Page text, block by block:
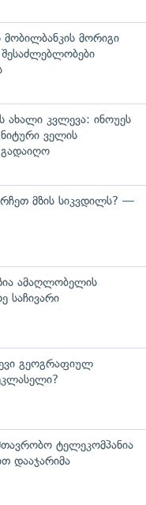
მორიგი
ახალი კვლევა: ინოუეს
ველის
მზის სიკვდილს? —
ამაღლობელის
საჩივარი
გეოგრაფიულ
ტელეკომპანია
დააჯარიმა